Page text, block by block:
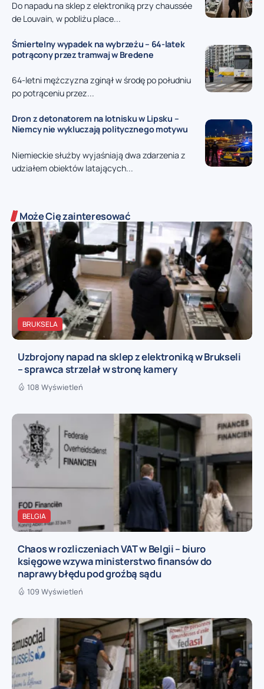
Do napadu na sklep z elektroniką przy chaussée
de Louvain, w pobliżu place...
Śmiertelny wypadek na wybrzeżu – 64-latek
potrącony przez tramwaj w Bredene
64-letni mężczyzna zginął w środę po południu
po potrąceniu przez...
Dron z detonatorem na lotnisku w Lipsku –
Niemcy nie wykluczają politycznego motywu
Niemieckie służby wyjaśniają dwa zdarzenia z
udziałem obiektów latających...
Może Cię zainteresować
BRUKSELA
Uzbrojony napad na sklep z elektroniką w Brukseli
– sprawca strzelał w stronę kamery
108 Wyświetleń
BELGIA
Chaos w rozliczeniach VAT w Belgii – biuro
księgowe wzywa ministerstwo finansów do
naprawy błędu pod groźbą sądu
109 Wyświetleń